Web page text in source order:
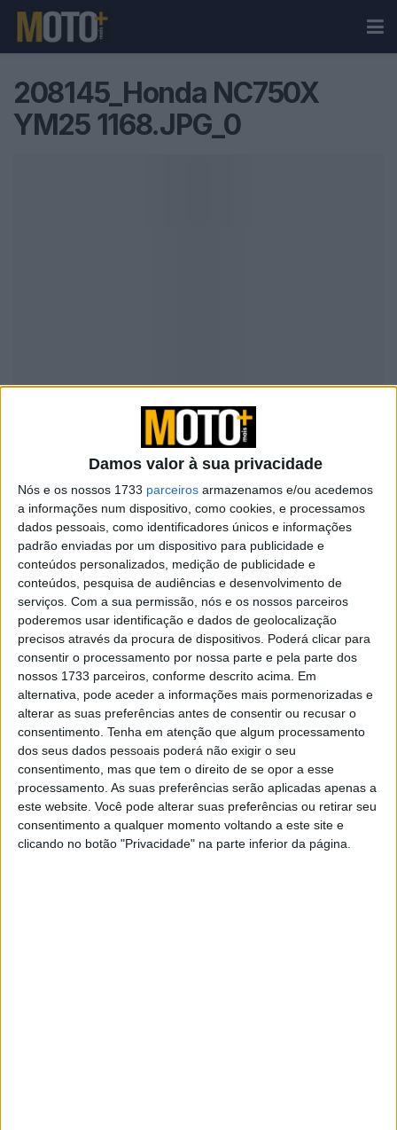
Damos valor à sua privacidade
Nós e os nossos 1733 parceiros armazenamos e/ou acedemos
a informações num dispositivo, como cookies, e processamos
dados pessoais, como identificadores únicos e informações
padrão enviadas por um dispositivo para publicidade e
conteúdos personalizados, medição de publicidade e
conteúdos, pesquisa de audiências e desenvolvimento de
serviços. Com a sua permissão, nós e os nossos parceiros
poderemos usar identificação e dados de geolocalização
precisos através da procura de dispositivos. Poderá clicar para
consentir o processamento por nossa parte e pela parte dos
nossos 1733 parceiros, conforme descrito acima. Em
alternativa, pode aceder a informações mais pormenorizadas e
alterar as suas preferências antes de consentir ou recusar o
consentimento. Tenha em atenção que algum processamento
dos seus dados pessoais poderá não exigir o seu
consentimento, mas que tem o direito de se opor a esse
processamento. As suas preferências serão aplicadas apenas a
este website. Você pode alterar suas preferências ou retirar seu
consentimento a qualquer momento voltando a este site e
clicando no botão "Privacidade" na parte inferior da página.
208145_Honda NC750X
YM25 1168.JPG_0
Comentários
KTM muda oficialmente de nome
15 JANEIRO, 2026
Top 10 – As dez melhores protagonistas da
categoria Moto 125
10 MARÇO, 2023
Câmaras e intercomunicadores em
capacetes e a lei
16 JUNHO, 2026
A fábrica da Lambretta renasce das ruínas
21 JUNHO, 2026